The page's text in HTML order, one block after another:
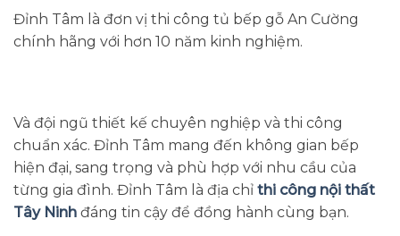
Đỉnh Tâm là đơn vị thi công tủ bếp gỗ An Cường
chính hãng với hơn 10 năm kinh nghiệm.
Và đội ngũ thiết kế chuyên nghiệp và thi công
chuẩn xác. Đỉnh Tâm mang đến không gian bếp
hiện đại, sang trọng và phù hợp với nhu cầu của
từng gia đình. Đỉnh Tâm là địa chỉ thi công nội thất
Tây Ninh đáng tin cậy để đồng hành cùng bạn.